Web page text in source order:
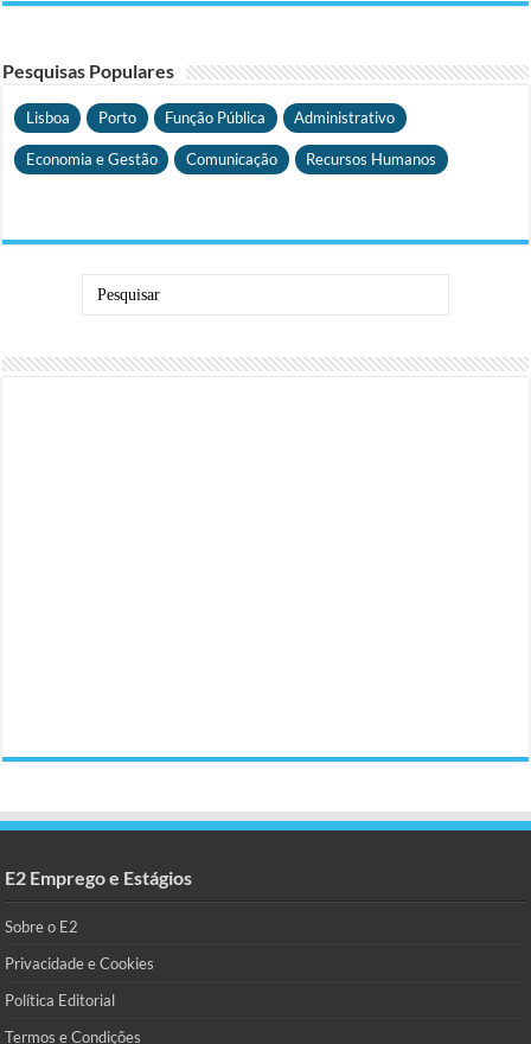
Pesquisas Populares
Lisboa Porto Função Pública Administrativo
Economia e Gestão Comunicação Recursos Humanos
E2 Emprego e Estágios
Sobre o E2
Privacidade e Cookies
Política Editorial
Termos e Condições